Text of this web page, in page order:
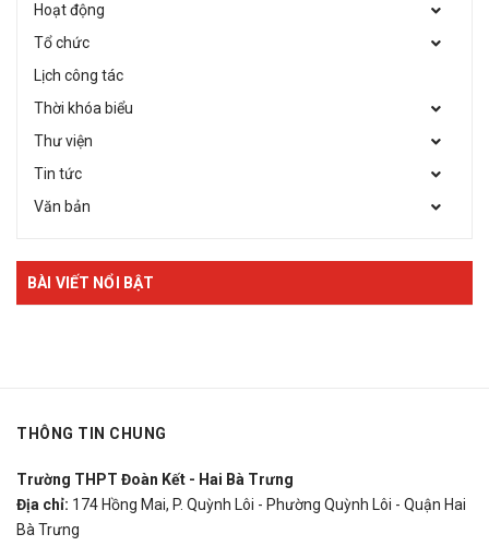
Hoạt động
Tổ chức
Lịch công tác
Thời khóa biểu
Thư viện
Tin tức
Văn bản
BÀI VIẾT NỔI BẬT
THÔNG TIN CHUNG
Trường THPT Đoàn Kết - Hai Bà Trưng
Địa chỉ: 174 Hồng Mai, P. Quỳnh Lôi - Phường Quỳnh Lôi - Quận Hai
Bà Trưng